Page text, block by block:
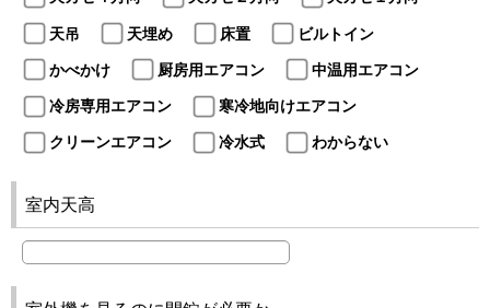
天吊
天埋め 床置
ビルトイン
かべかけ
厨房用エアコン
中温用エアコン
冷房専用エアコン
寒冷地向けエアコン
クリーンエアコン
冷水式 わからない
室内天高